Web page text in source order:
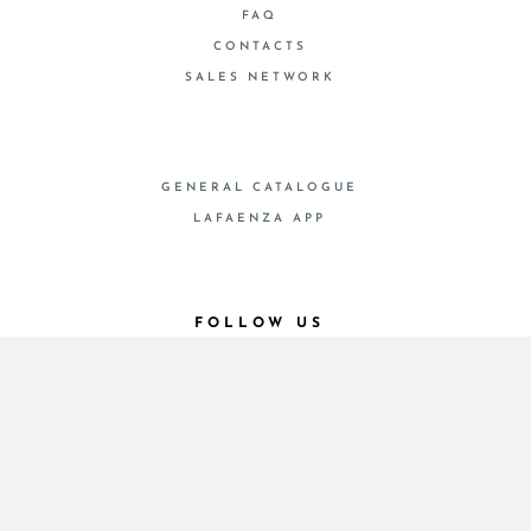
FAQ
CONTACTS
SALES NETWORK
GENERAL CATALOGUE
LAFAENZA APP
FOLLOW US